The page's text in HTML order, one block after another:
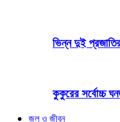
ভিন্ন দুই
কুকুরের সর্বোচ্চ
জল ও জীবন